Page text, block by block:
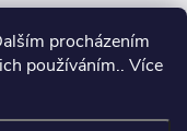
procházením
používáním.. Více